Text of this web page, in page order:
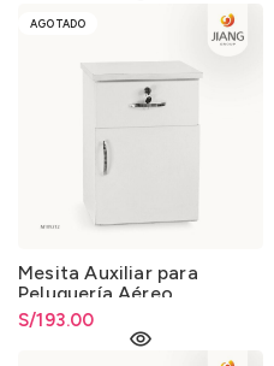
AGOTADO
Mesita Auxiliar para
Peluquería Aéreo
S/193.00